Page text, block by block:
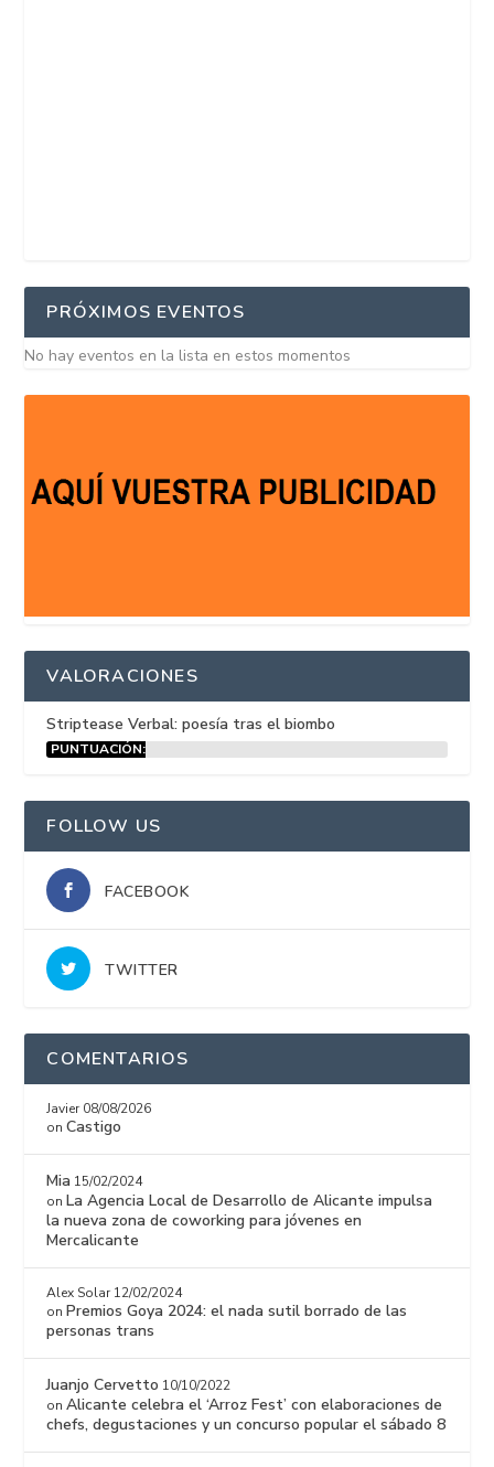
PRÓXIMOS EVENTOS
No hay eventos en la lista en estos momentos
VALORACIONES
Striptease Verbal: poesía tras el biombo
PUNTUACIÓN:
FOLLOW US
FACEBOOK
TWITTER
COMENTARIOS
Javier 08/08/2026
onCastigo
Mia 15/02/2024
onLa Agencia Local de Desarrollo de Alicante impulsa
la nueva zona de coworking para jóvenes en
Mercalicante
Alex Solar 12/02/2024
onPremios Goya 2024: el nada sutil borrado de las
personas trans
Juanjo Cervetto 10/10/2022
onAlicante celebra el ‘Arroz Fest’ con elaboraciones de
chefs, degustaciones y un concurso popular el sábado 8